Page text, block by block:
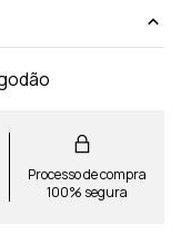
Processo de compra
100% segura